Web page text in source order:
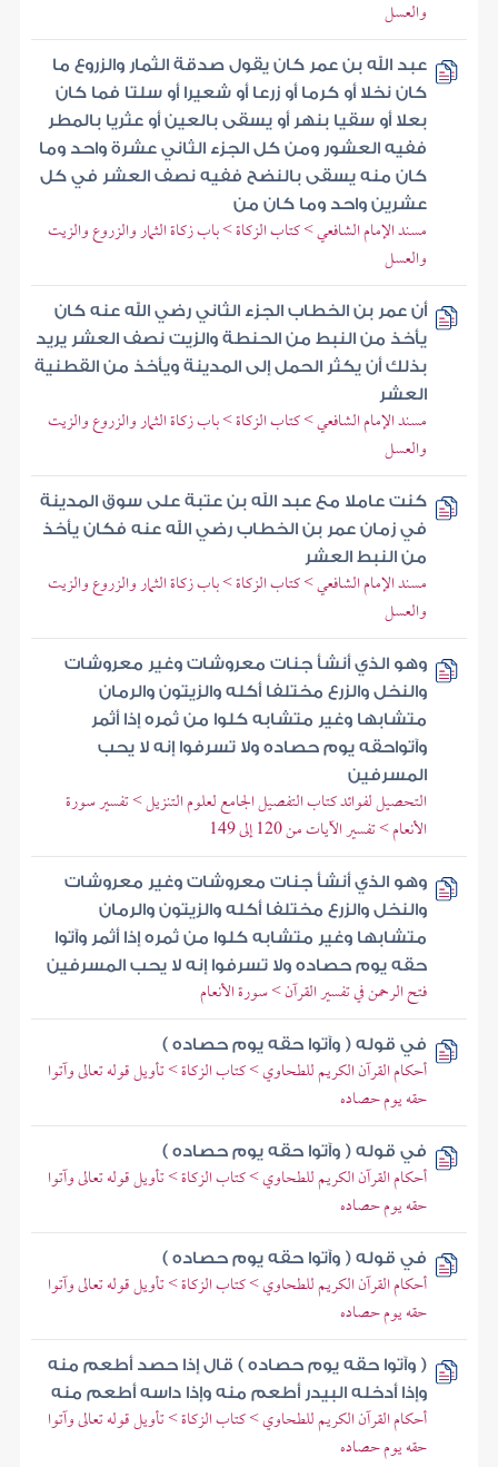
والعسل
عبد الله بن عمر كان يقول صدقة الثمار والزروع ما
كان نخلا أو كرما أو زرعا أو شعيرا أو سلتا فما كان
بعلا أو سقيا بنهر أو يسقى بالعين أو عثريا بالمطر
ففيه العشور ومن كل الجزء الثاني عشرة واحد وما
كان منه يسقى بالنضح ففيه نصف العشر في كل
عشرين واحد وما كان من
مسند الإمام الشافعي > كتاب الزكاة > باب زكاة الثمار والزروع والزيت
والعسل
أن عمر بن الخطاب الجزء الثاني رضي الله عنه كان
يأخذ من النبط من الحنطة والزيت نصف العشر يريد
بذلك أن يكثر الحمل إلى المدينة ويأخذ من القطنية
العشر
مسند الإمام الشافعي > كتاب الزكاة > باب زكاة الثمار والزروع والزيت
والعسل
كنت عاملا مع عبد الله بن عتبة على سوق المدينة
في زمان عمر بن الخطاب رضي الله عنه فكان يأخذ
من النبط العشر
مسند الإمام الشافعي > كتاب الزكاة > باب زكاة الثمار والزروع والزيت
والعسل
وهو الذي أنشأ جنات معروشات وغير معروشات
والنخل والزرع مختلفا أكله والزيتون والرمان
متشابها وغير متشابه كلوا من ثمره إذا أثمر
وآتواحقه يوم حصاده ولا تسرفوا إنه لا يحب
المسرفين
التحصيل لفوائد كتاب التفصيل الجامع لعلوم التنزيل > تفسير سورة
الأنعام > تفسير الآيات من 120 إلى 149
وهو الذي أنشأ جنات معروشات وغير معروشات
والنخل والزرع مختلفا أكله والزيتون والرمان
متشابها وغير متشابه كلوا من ثمره إذا أثمر وآتوا
حقه يوم حصاده ولا تسرفوا إنه لا يحب المسرفين
فتح الرحمن في تفسير القرآن > سورة الأنعام
في قوله ( وآتوا حقه يوم حصاده )
أحكام القرآن الكريم للطحاوي > كتاب الزكاة > تأويل قوله تعالى وآتوا
حقه يوم حصاده
في قوله ( وآتوا حقه يوم حصاده )
أحكام القرآن الكريم للطحاوي > كتاب الزكاة > تأويل قوله تعالى وآتوا
حقه يوم حصاده
في قوله ( وآتوا حقه يوم حصاده )
أحكام القرآن الكريم للطحاوي > كتاب الزكاة > تأويل قوله تعالى وآتوا
حقه يوم حصاده
( وآتوا حقه يوم حصاده ) قال إذا حصد أطعم منه
وإذا أدخله البيدر أطعم منه وإذا داسه أطعم منه
أحكام القرآن الكريم للطحاوي > كتاب الزكاة > تأويل قوله تعالى وآتوا
حقه يوم حصاده